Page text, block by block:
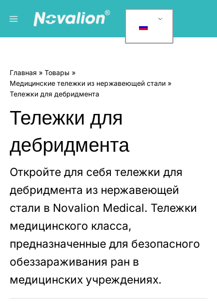
содержанию
Главное
меню
а
о
р
и
о
в
а
о
в
Главная
Товары
Медицинские тележки из нержавеющей стали
Тележки для дебридмента
Тележки для
дебридмента
Откройте для себя тележки для
дебридмента из нержавеющей
стали в Novalion Medical. Тележки
медицинского класса,
предназначенные для безопасного
обеззараживания ран в
медицинских учреждениях.